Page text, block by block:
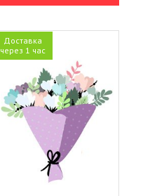
Доставка
через 1 час